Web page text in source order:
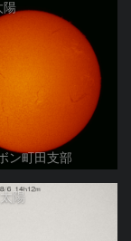
陽
ン町田支部
陽